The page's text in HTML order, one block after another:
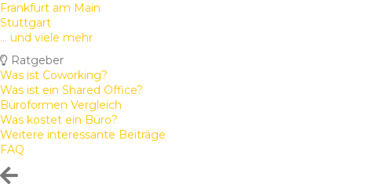
Frankfurt am Main
Stuttgart
... und viele mehr
Ratgeber
Was ist Coworking?
Was ist ein Shared Office?
Büroformen Vergleich
Was kostet ein Büro?
Weitere interessante Beiträge
FAQ